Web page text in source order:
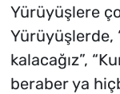
Yürüyüşlere
Yürüyüşlerde,
kalacağız”,
beraber ya